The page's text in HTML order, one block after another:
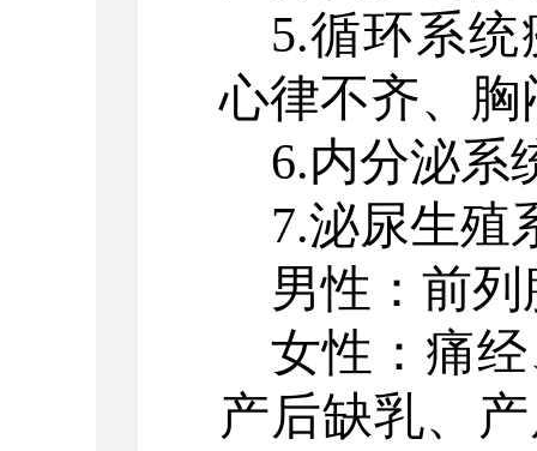
5.循环系
心律不齐、
6.内分泌系
7.泌尿生殖
男性：前列
女性：痛
产后缺乳、